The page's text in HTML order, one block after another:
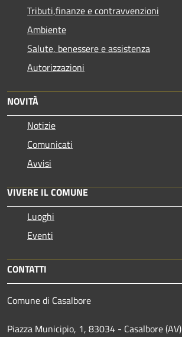
Tributi,finanze e contravvenzioni
Ambiente
Salute, benessere e assistenza
Autorizzazioni
NOVITÀ
Notizie
Comunicati
Avvisi
VIVERE IL COMUNE
Luoghi
Eventi
CONTATTI
Comune di Casalbore
Piazza Municipio, 1, 83034 - Casalbore (AV)